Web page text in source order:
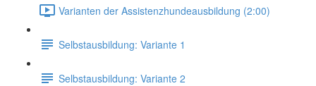
Varianten der Assistenzhundeausbildung (2:00)
Selbstausbildung: Variante 1
Selbstausbildung: Variante 2